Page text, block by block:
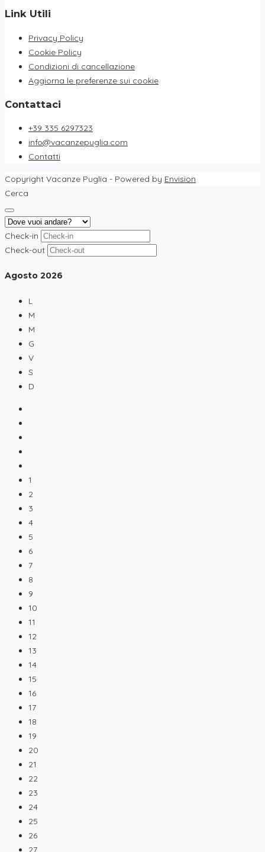
Link Utili
Privacy Policy
Cookie Policy
Condizioni di cancellazione
Aggiorna le preferenze sui cookie
Contattaci
+39 335 6297323
info@vacanzepuglia.com
Contatti
Copyright Vacanze Puglia - Powered by Envision
Cerca
Check-in
Check-out
Agosto 2026
L
M
M
G
V
S
D
1
2
3
4
5
6
7
8
9
10
11
12
13
14
15
16
17
18
19
20
21
22
23
24
25
26
27